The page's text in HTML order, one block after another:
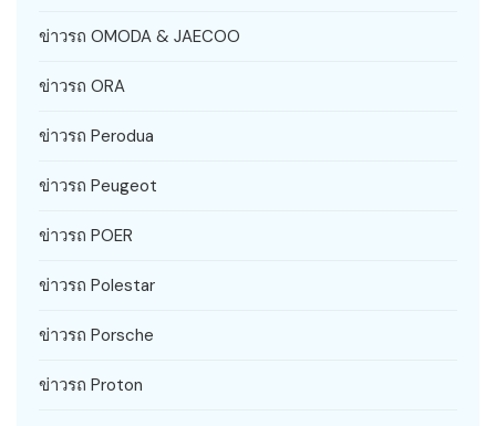
ข่าวรถ OMODA & JAECOO
ข่าวรถ ORA
ข่าวรถ Perodua
ข่าวรถ Peugeot
ข่าวรถ POER
ข่าวรถ Polestar
ข่าวรถ Porsche
ข่าวรถ Proton